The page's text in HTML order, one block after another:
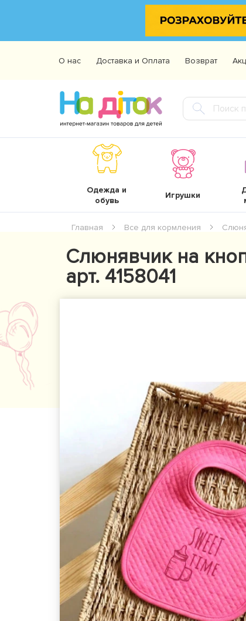
О нас Доставка и Оплата Возврат
Одежда и
обувь
Игрушки
Главная Все для кормления
Слюнявчик на
арт. 4158041